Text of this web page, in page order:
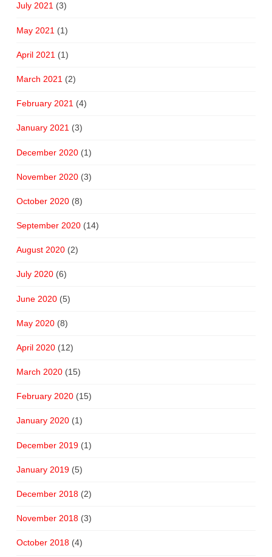
July 2021(3)
May 2021 (1)
April 2021 (1)
March 2021 (2)
February 2021 (4)
January 2021(3)
December 2020(1)
November 2020(3)
October 2020(8)
September 2020(14)
August 2020(2)
July 2020(6)
June 2020(5)
May 2020(8)
April 2020(12)
March 2020(15)
February 2020(15)
January 2020(1)
December 2019(1)
January 2019(5)
December 2018(2)
November 2018(3)
October 2018(4)